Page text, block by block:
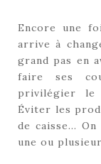
Encore une
arrive à
grand pas en
faire ses
privilégier le
Éviter les
de caisse…
une ou